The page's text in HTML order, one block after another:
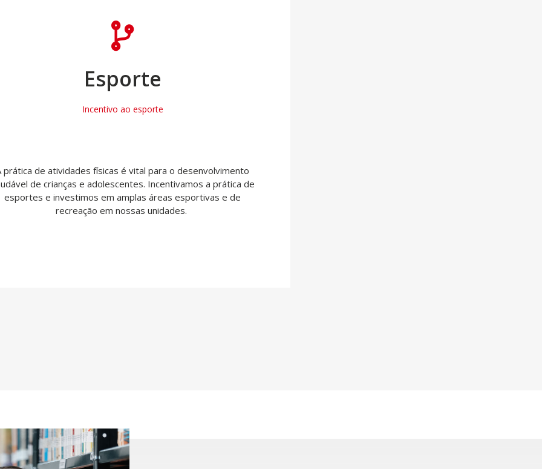
Esporte
Incentivo ao esporte
prática de atividades físicas é vital para o desenvolvimento
de crianças e adolescentes. Incentivamos a prática de
esportes e investimos em amplas áreas esportivas e de
recreação em nossas unidades.